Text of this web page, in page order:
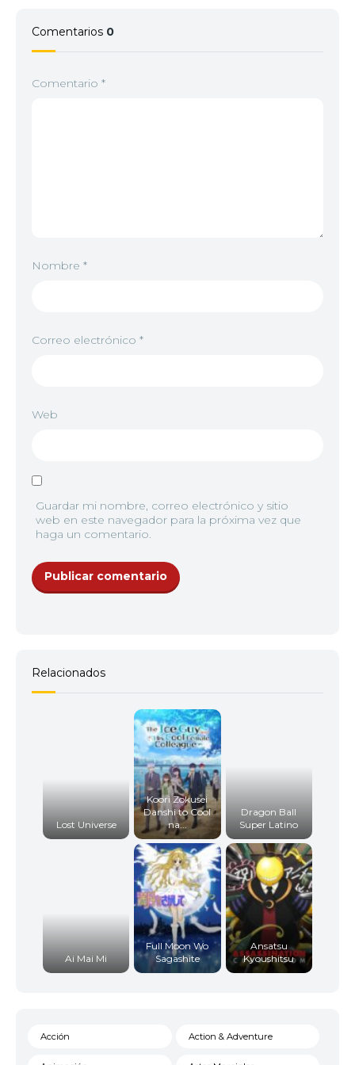
11 <img src="//image.tmdb.org/t/p/w92/
<img src="//image.tmdb.org/t/p/w92/
<img src="//image.tmdb.org/t/p/w92/
<img src="//image.tmdb.org/t/p/w92/
Comentarios 0
Comentario *
Nombre *
Correo electrónico *
Web
Guardar mi nombre, correo electrónico y sitio
web en este navegador para la próxima vez que
haga un comentario.
Relacionados
Lost Universe
Koori Zokusei
Danshi to Cool
na...
Dragon Ball
Super Latino
Ai Mai Mi
Full Moon Wo
Sagashite
Ansatsu
Kyoushitsu
Acción Action & Adventure